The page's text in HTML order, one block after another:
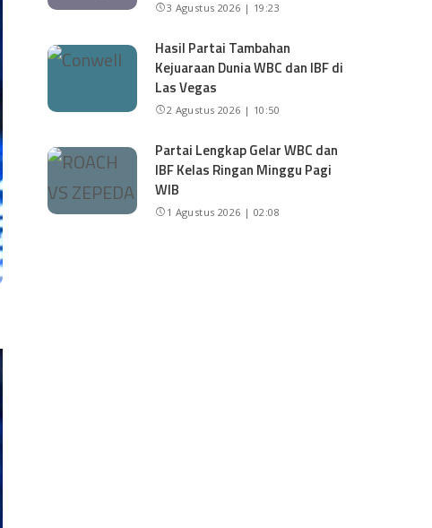
3 Agustus 2026 | 19:23
Hasil Partai Tambahan
Kejuaraan Dunia WBC dan IBF di
Las Vegas
2 Agustus 2026 | 10:50
Partai Lengkap Gelar WBC dan
IBF Kelas Ringan Minggu Pagi
WIB
1 Agustus 2026 | 02:08